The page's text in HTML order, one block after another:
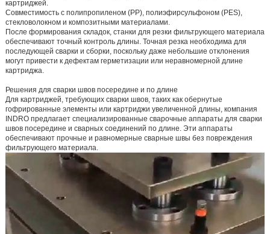
картриджей.
Совместимость с полипропиленом (PP), полиэфирсульфоном (PES),
стекловолокном и композитными материалами.
После формирования складок, станки для резки фильтрующего материала
обеспечивают точный контроль длины. Точная резка необходима для
последующей сварки и сборки, поскольку даже небольшие отклонения
могут привести к дефектам герметизации или неравномерной длине
картриджа.
Решения для сварки швов посередине и по длине
Для картриджей, требующих сварки швов, таких как обернутые
гофрированные элементы или картриджи увеличенной длины, компания
INDRO предлагает специализированные сварочные аппараты для сварки
швов посередине и сварных соединений по длине. Эти аппараты
обеспечивают прочные и равномерные сварные швы без повреждения
фильтрующего материала.